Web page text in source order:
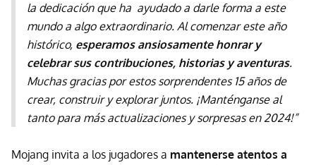
la dedicación que ha ayudado a darle forma a este
mundo a algo extraordinario. Al comenzar este año
histórico, esperamos ansiosamente honrar y
celebrar sus contribuciones, historias y aventuras.
Muchas gracias por estos sorprendentes 15 años de
crear, construir y explorar juntos. ¡Manténganse al
tanto para más actualizaciones y sorpresas en 2024!”
Mojang invita a los jugadores a mantenerse atentos a